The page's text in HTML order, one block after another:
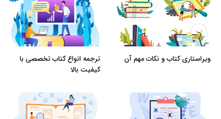
ویراستاری کتاب و نکات مهم آن
ترجمه انواع کتاب تخصصی با
کیفیت بالا